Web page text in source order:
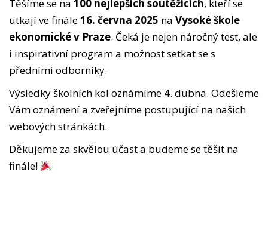
Těšíme se na 100 nejlepších soutěžících, kteří se
utkají ve finále16. června 2025 na Vysoké škole
ekonomické v Praze. Čeká je nejen náročný test, ale
i inspirativní program a možnost setkat se s
předními odborníky.
Výsledky školních kol oznámíme 4. dubna. Odešleme
Vám oznámení a zveřejníme postupující na našich
webových stránkách.
Děkujeme za skvělou účast a budeme se těšit na
finále!